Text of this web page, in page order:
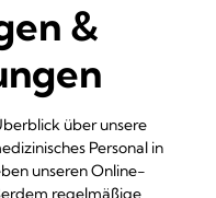
&
über unsere
Personal in
unseren Online-
regelmäßige